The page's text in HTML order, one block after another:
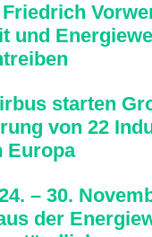
und
starten
von 22
Europa
– 30.
der